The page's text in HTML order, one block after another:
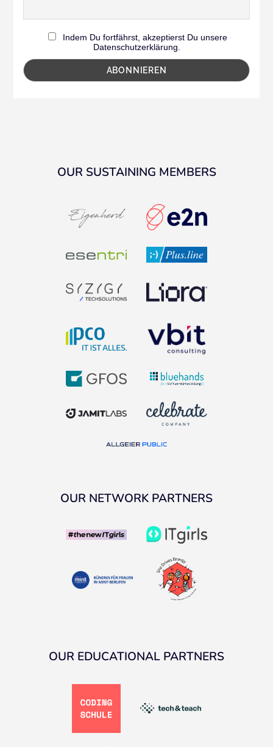
Indem Du fortfährst, akzeptierst Du unsere
Datenschutzerklärung.
OUR SUSTAINING MEMBERS
OUR NETWORK PARTNERS
OUR EDUCATIONAL PARTNERS